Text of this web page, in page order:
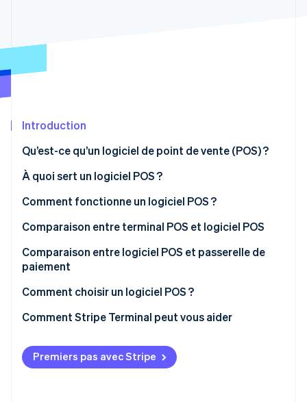
Élimination du carbone
Stripe Sessions 2026
Découvrez comment Stripe construit l’infrastructure
Introduction
Qu’est-ce qu’un logiciel de point de vente (POS) ?
À quoi sert un logiciel POS ?
Comment fonctionne un logiciel POS ?
Comparaison entre terminal POS et logiciel POS
Terminal POS
Logiciel POS
Comparaison entre logiciel POS et passerelle de
paiement
Logiciel POS
Passerelle de paiement
Comment choisir un logiciel POS ?
Comment Stripe Terminal peut vous aider
Premiers pas avec Stripe